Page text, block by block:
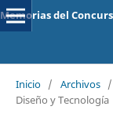
Inicio / Archivos /
Diseño y Tecnología